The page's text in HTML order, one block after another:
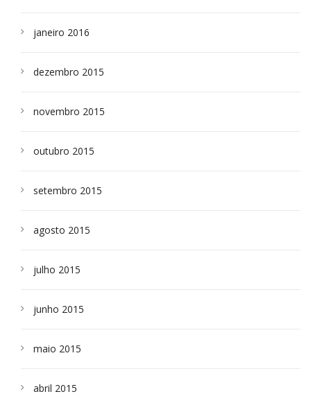
janeiro 2016
dezembro 2015
novembro 2015
outubro 2015
setembro 2015
agosto 2015
julho 2015
junho 2015
maio 2015
abril 2015